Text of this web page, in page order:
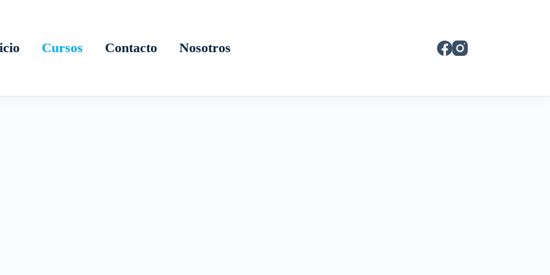
Cursos Contacto Nosotros